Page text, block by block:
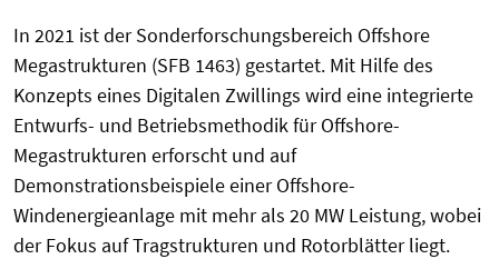
In 2021 ist der Sonderforschungsbereich Offshore
Megastrukturen (SFB 1463) gestartet. Mit Hilfe des
Konzepts eines Digitalen Zwillings wird eine integrierte
Entwurfs- und Betriebsmethodik für Offshore-
Megastrukturen erforscht und auf
Demonstrationsbeispiele einer Offshore-
Windenergieanlage mit mehr als 20 MW Leistung, wobei
der Fokus auf Tragstrukturen und Rotorblätter liegt.